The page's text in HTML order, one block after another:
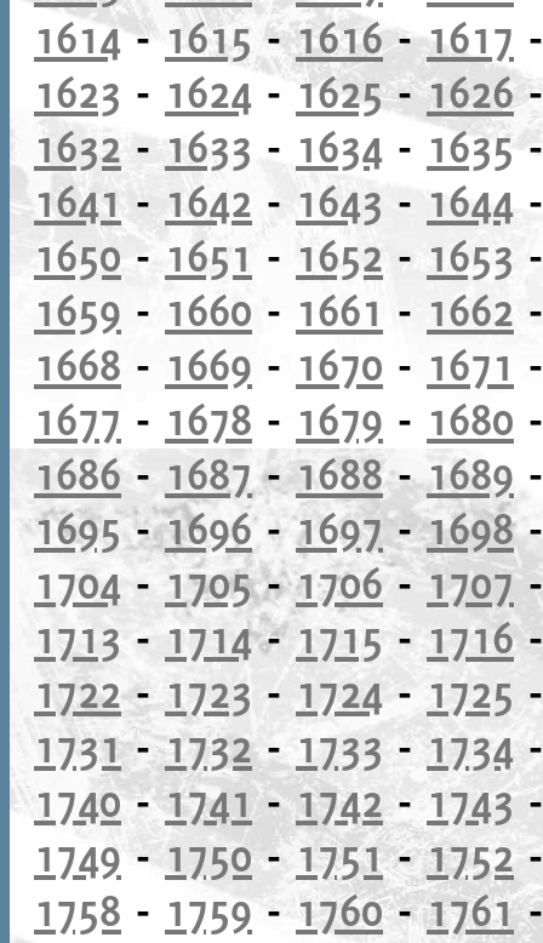
1614- 1615 -1616-1617
1623 - 1624 - 1625-1626
1632-1633 - 1634 - 1635
1641- 1642 - 1643 - 1644
1650- 1651 - 1652 - 1653
1659 - 1660 - 1661 - 1662
1668 - 1669 - 1670 - 1671
1677 - 1678 - 1679 - 1680
1686 - 1687-1688-1689
1695-1696-1697-1698
1704 - 1705-1706-1707
1713 - 1714- 1715- 1716
1722-1723 - 1724- 1725
1731-1732-1733- 1734
1740-1741-1742 -1743
1749-1750-1751-1752
1758 - 1759-1760-1761